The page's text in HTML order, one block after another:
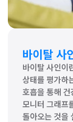
바이탈 사
바이탈 사인이
상태를 평가하
호흡을 통해
모니터 그래프
돌아오는 것을